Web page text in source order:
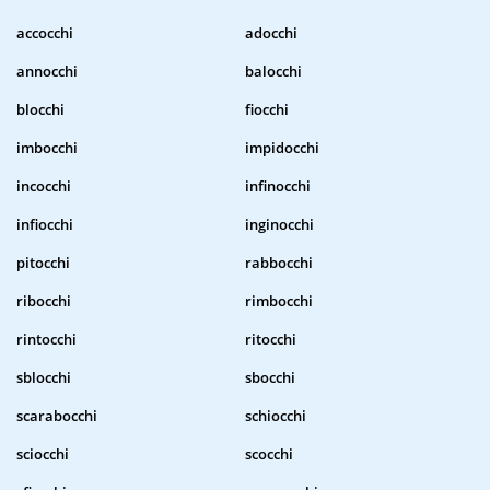
accocchi
adocchi
annocchi
balocchi
blocchi
fiocchi
imbocchi
impidocchi
incocchi
infinocchi
infiocchi
inginocchi
pitocchi
rabbocchi
ribocchi
rimbocchi
rintocchi
ritocchi
sblocchi
sbocchi
scarabocchi
schiocchi
sciocchi
scocchi